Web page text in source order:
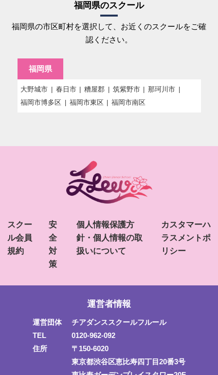
福岡県のスクール
福岡県の市区町村を選択して、お近くのスクールをご確
認ください。
福岡県
大野城市 春日市 糟屋郡 筑紫野市
那珂川市
福岡市博多区
福岡市東区 福岡市南区
スクー
ル会員
規約
安
全
対
策
個人情報保護方
針・個人情報の取
扱いについて
カスタマーハ
ラスメントポ
リシー
運営者情報
運営団体
チアダンススクールフルール
TEL
0120-962-092
住所
〒150-6020
東京都渋谷区恵比寿四丁目20番3号